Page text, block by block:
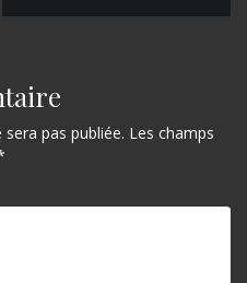
pas publiée. Les champs